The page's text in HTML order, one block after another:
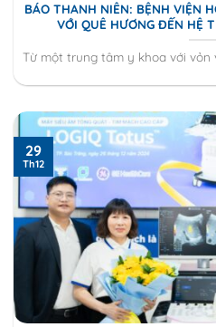
BÁO THANH NIÊN: BỆNH VIỆN
VỚI QUÊ HƯƠNG ĐẾN HỆ
Từ một trung tâm y khoa với vỏn
29
Th12